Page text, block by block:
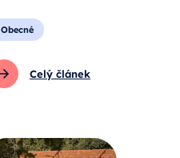
Obecné
Celý článek